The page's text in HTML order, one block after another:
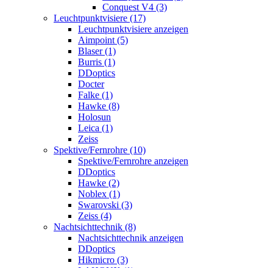
Conquest V4 (3)
Leuchtpunktvisiere (17)
Leuchtpunktvisiere anzeigen
Aimpoint (5)
Blaser (1)
Burris (1)
DDoptics
Docter
Falke (1)
Hawke (8)
Holosun
Leica (1)
Zeiss
Spektive/Fernrohre (10)
Spektive/Fernrohre anzeigen
DDoptics
Hawke (2)
Noblex (1)
Swarovski (3)
Zeiss (4)
Nachtsichttechnik (8)
Nachtsichttechnik anzeigen
DDoptics
Hikmicro (3)